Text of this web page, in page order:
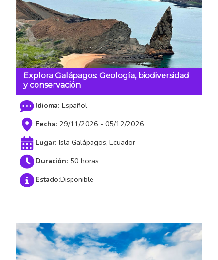
Explora Galápagos: Geología, biodiversidad
y conservación
Español
29/11/2026 - 05/12/2026
Isla Galápagos, Ecuador
50 horas
Estado:Disponible